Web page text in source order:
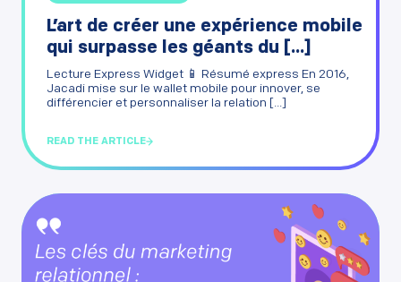
L’art de créer une expérience mobile
qui surpasse les géants du [...]
Lecture Express Widget 📱 Résumé express En 2016,
Jacadi mise sur le wallet mobile pour innover, se
différencier et personnaliser la relation [...]
READ THE ARTICLE